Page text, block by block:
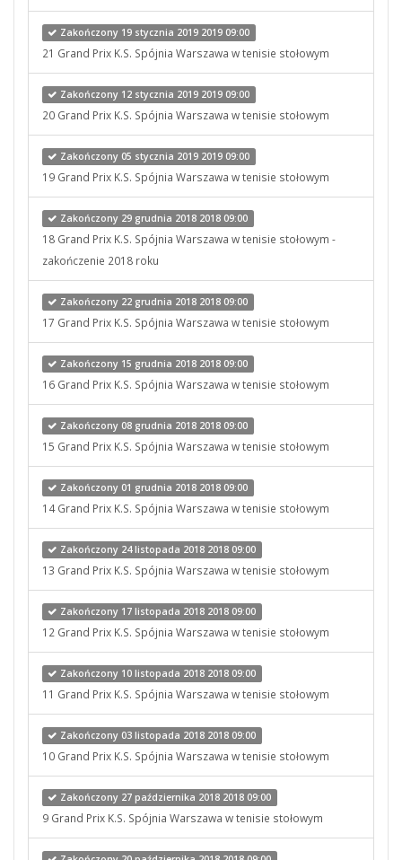
Zakończony 19 stycznia 2019 2019 09:00
21 Grand Prix K.S. Spójnia Warszawa w tenisie stołowym
Zakończony 12 stycznia 2019 2019 09:00
20 Grand Prix K.S. Spójnia Warszawa w tenisie stołowym
Zakończony 05 stycznia 2019 2019 09:00
19 Grand Prix K.S. Spójnia Warszawa w tenisie stołowym
Zakończony 29 grudnia 2018 2018 09:00
18 Grand Prix K.S. Spójnia Warszawa w tenisie stołowym -
zakończenie 2018 roku
Zakończony 22 grudnia 2018 2018 09:00
17 Grand Prix K.S. Spójnia Warszawa w tenisie stołowym
Zakończony 15 grudnia 2018 2018 09:00
16 Grand Prix K.S. Spójnia Warszawa w tenisie stołowym
Zakończony 08 grudnia 2018 2018 09:00
15 Grand Prix K.S. Spójnia Warszawa w tenisie stołowym
Zakończony 01 grudnia 2018 2018 09:00
14 Grand Prix K.S. Spójnia Warszawa w tenisie stołowym
Zakończony 24 listopada 2018 2018 09:00
13 Grand Prix K.S. Spójnia Warszawa w tenisie stołowym
Zakończony 17 listopada 2018 2018 09:00
12 Grand Prix K.S. Spójnia Warszawa w tenisie stołowym
Zakończony 10 listopada 2018 2018 09:00
11 Grand Prix K.S. Spójnia Warszawa w tenisie stołowym
Zakończony 03 listopada 2018 2018 09:00
10 Grand Prix K.S. Spójnia Warszawa w tenisie stołowym
Zakończony 27 października 2018 2018 09:00
9 Grand Prix K.S. Spójnia Warszawa w tenisie stołowym